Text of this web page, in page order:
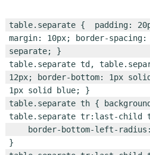
table.separate {  padding:
margin: 10px; border-
separate; }
table.separate td,
12px; border-bottom: 1px
1px solid blue; }
table.separate th {
table.separate tr:last-
}